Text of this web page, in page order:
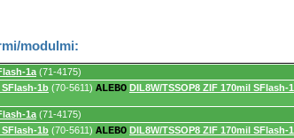
modulmi:
1a (71-4175)
SFlash-1b (70-5611) ALEBO DIL8W/TSSOP8 ZIF 170mil SFlash-1
1a (71-4175)
SFlash-1b (70-5611) ALEBO DIL8W/TSSOP8 ZIF 170mil SFlash-1